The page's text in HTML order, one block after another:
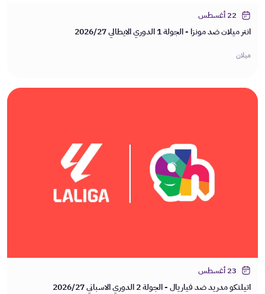
22 أغسطس
انتر ميلان ضد مونزا - الجولة 1 الدوري الايطالي 2026/27
ميلان
23 أغسطس
اتيلتكو مدريد ضد فياريال - الجولة 2 الدوري الاسباني 2026/27